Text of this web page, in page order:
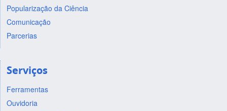
Popularização da Ciência
Comunicação
Parcerias
Serviços
Ferramentas
Ouvidoria